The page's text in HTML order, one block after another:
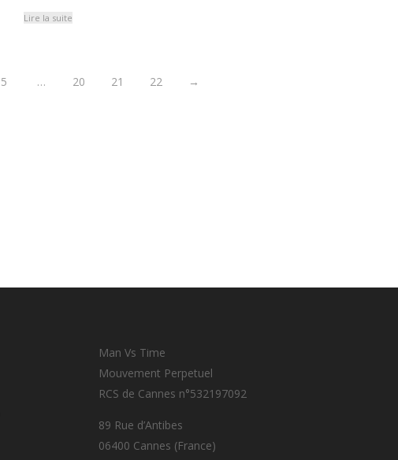
Lire la suite
5 … 20 21 22 →
Man Vs Time
Mouvement Perpetuel
RCS de Cannes n°532197092
89 Rue d’Antibes
06400 Cannes (France)